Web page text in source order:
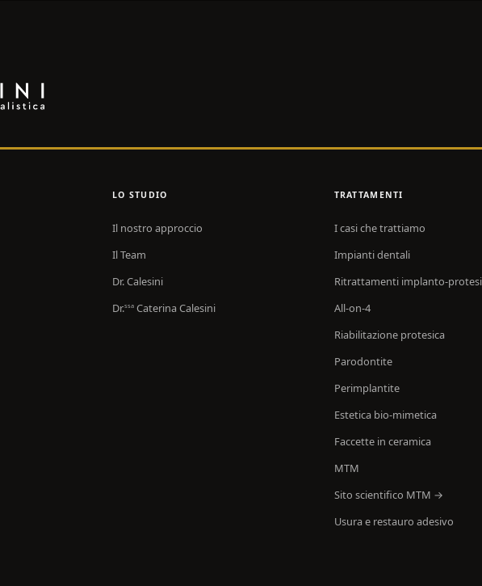
LO STUDIO
Il nostro approccio
Il Team
Dr. Calesini
Dr.ssaCaterina Calesini
TRATTAMENTI
I casi che trattiamo
Impianti dentali
Ritrattamenti implanto-
All-on-4
Riabilitazione protesica
Parodontite
Perimplantite
Estetica bio-mimetica
Faccette in ceramica
MTM
Sito scientifico MTM →
Usura e restauro adesivo